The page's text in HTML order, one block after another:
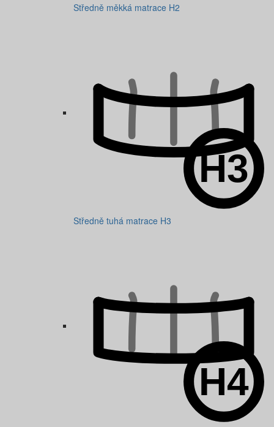
Středně měkká matrace H2
Středně tuhá matrace H3